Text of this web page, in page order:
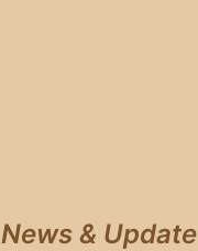
News & Update